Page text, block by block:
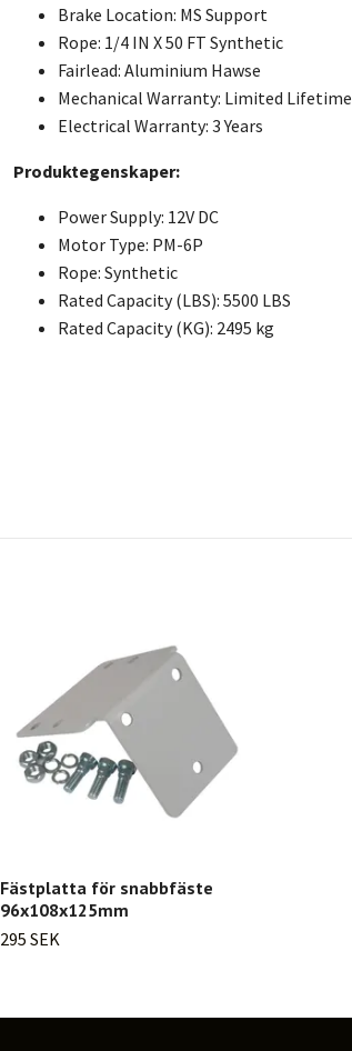
Brake Location: MS Support
Rope: 1/4 IN X 50 FT Synthetic
Fairlead: Aluminium Hawse
Mechanical Warranty: Limited Lifetime
Electrical Warranty: 3 Years
Produktegenskaper:
Power Supply: 12V DC
Motor Type: PM-6P
Rope: Synthetic
Rated Capacity (LBS): 5500 LBS
Rated Capacity (KG): 2495 kg
Fästplatta för snabbfäste
96x108x125mm
295 SEK